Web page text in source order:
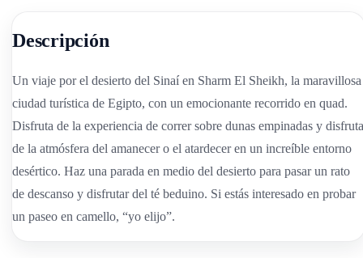
Descripción
Un viaje por el desierto del Sinaí en Sharm El Sheikh, la maravillosa
ciudad turística de Egipto, con un emocionante recorrido en quad.
Disfruta de la experiencia de correr sobre dunas empinadas y disfruta
de la atmósfera del amanecer o el atardecer en un increíble entorno
desértico. Haz una parada en medio del desierto para pasar un rato
de descanso y disfrutar del té beduino. Si estás interesado en probar
un paseo en camello, “yo elijo”.